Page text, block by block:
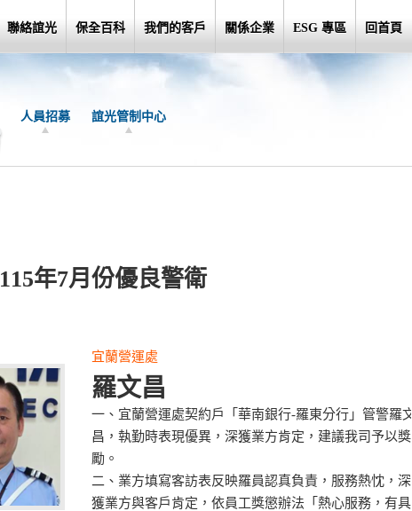
聯絡誼光 保全百科 我們的客戶 關係企業 ESG 專區 回首頁
人員招募 誼光管制中心
115年7月份優良警衛
宜蘭營運處
羅文昌
一、宜蘭營運處契約戶「華南銀行-羅東分行」管警羅文
昌，執勤時表現優異，深獲業方肯定，建議我司予以獎
勵。
二、業方填寫客訪表反映羅員認真負責，服務熱忱，深
獲業方與客戶肯定，依員工獎懲辦法「熱心服務，有具